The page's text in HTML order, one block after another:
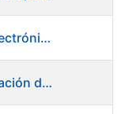
OE 29/24 - Oficial 1ª Eléctrico-Electrónico Mantenimiento Destacado
OE 32/24 - Ayudante de la Instalación de Preparación de Pastas. Fábrica de Papel